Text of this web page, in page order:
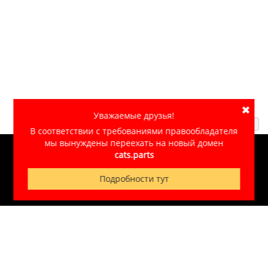
Наверх ↑
© 2007-2026CATS.PARTS
Обработка персональных данных
✖
Уважаемые друзья!
В соответствии с требованиями правообладателя
мы вынуждены переехать на новый домен
cats.parts
Подробности тут